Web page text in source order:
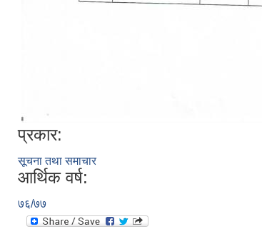
प्रकार:
सूचना तथा समाचार
आर्थिक वर्ष:
७६/७७